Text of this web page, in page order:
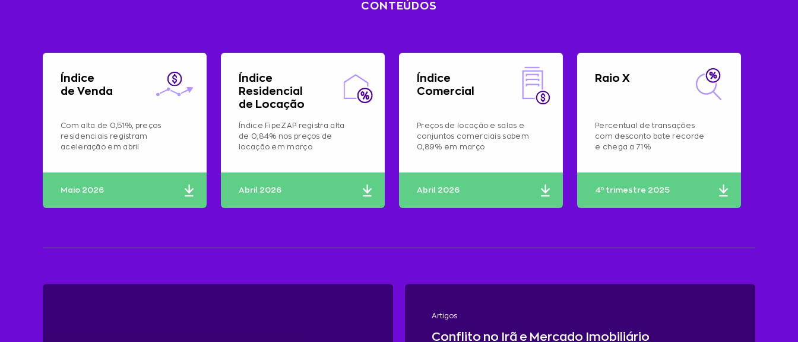
CONTEÚDOS
Índice
de Venda
Com alta de 0,51%, preços
residenciais registram
aceleração em abril
Maio 2026
Índice
Residencial
de Locação
Índice FipeZAP registra alta
de 0,84% nos preços de
locação em março
Abril 2026
Índice
Comercial
Preços de locação e salas e
conjuntos comerciais sobem
0,89% em março
Abril 2026
Raio X
Percentual de transações
com desconto bate recorde
e chega a 71%
4º trimestre 2025
Artigos
Conflito no Irã e Mercado Imobiliário